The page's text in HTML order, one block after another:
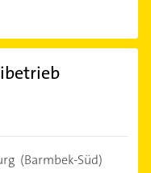
(Barmbek-Süd)